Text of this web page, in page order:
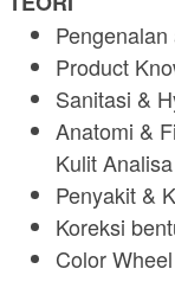
Product
Sanitasi &
Anatomi &
Kulit
Penyakit &
Koreksi
Color Wheel